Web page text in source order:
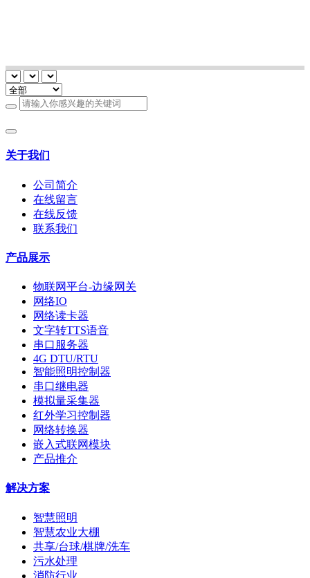
关于我们
公司简介
在线留言
在线反馈
联系我们
产品展示
物联网平台-边缘网关
网络IO
网络读卡器
文字转TTS语音
串口服务器
4G DTU/RTU
智能照明控制器
串口继电器
模拟量采集器
红外学习控制器
网络转换器
嵌入式联网模块
产品推介
解决方案
智慧照明
智慧农业大棚
共享/台球/棋牌/洗车
污水处理
消防行业